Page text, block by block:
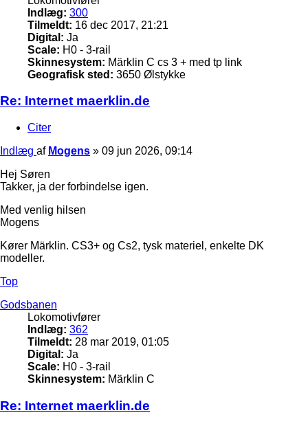
Indlæg: 300
Tilmeldt: 16 dec 2017, 21:21
Digital: Ja
Scale: H0 - 3-rail
Skinnesystem: Märklin C cs 3 + med tp link
Geografisk sted: 3650 Ølstykke
Re: Internet maerklin.de
Citer
Indlæg af Mogens » 09 jun 2026, 09:14
Hej Søren
Takker, ja der forbindelse igen.
Med venlig hilsen
Mogens
Kører Märklin. CS3+ og Cs2, tysk materiel, enkelte DK
modeller.
Top
Godsbanen
Lokomotivfører
Indlæg: 362
Tilmeldt: 28 mar 2019, 01:05
Digital: Ja
Scale: H0 - 3-rail
Skinnesystem: Märklin C
Re: Internet maerklin.de